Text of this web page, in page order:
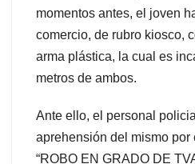
momentos antes, el joven
comercio, de rubro kiosco,
arma plástica, la cual es
metros de ambos.
Ante ello, el personal
aprehensión del mismo por
“ROBO EN GRADO DE